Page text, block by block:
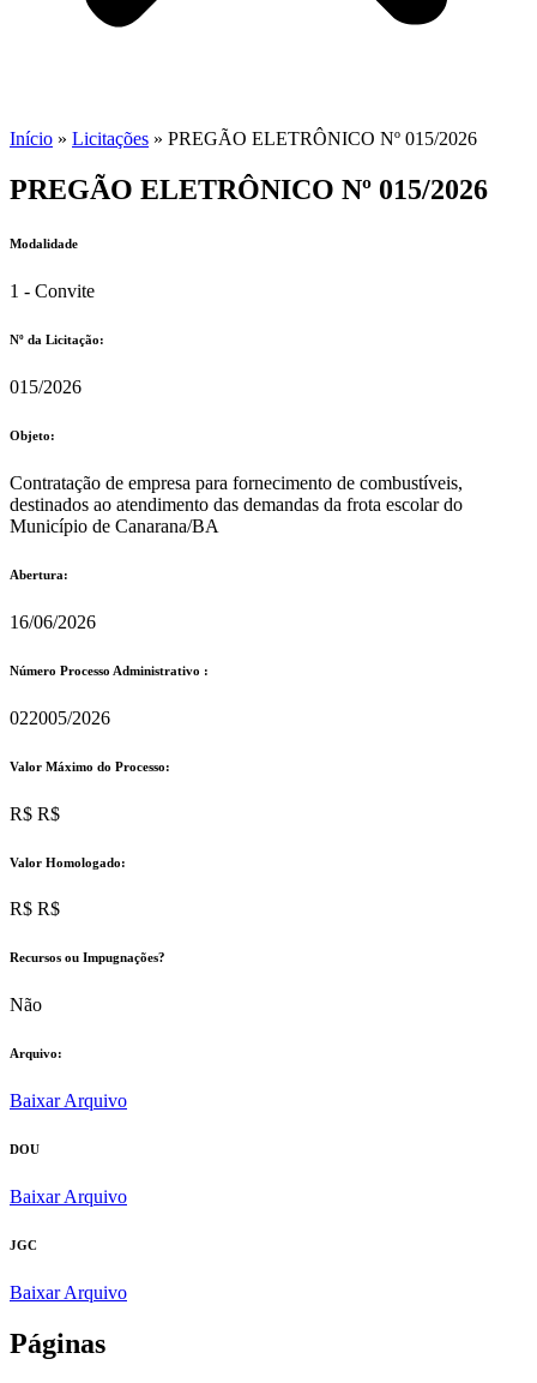
Início » Licitações » PREGÃO ELETRÔNICO Nº 015/2026
PREGÃO ELETRÔNICO Nº 015/2026
Modalidade
1 - Convite
Nº da Licitação: ​​
015/2026
Objeto:
Contratação de empresa para fornecimento de combustíveis,
destinados ao atendimento das demandas da frota escolar do
Município de Canarana/BA
Abertura:
16/06/2026
Número Processo Administrativo :
022005/2026
Valor Máximo do Processo: ​
R$ R$
Valor Homologado: ​
R$ R$
Recursos ou Impugnações? ​
Não
Arquivo:
Baixar Arquivo
DOU
Baixar Arquivo
JGC
Baixar Arquivo
Páginas